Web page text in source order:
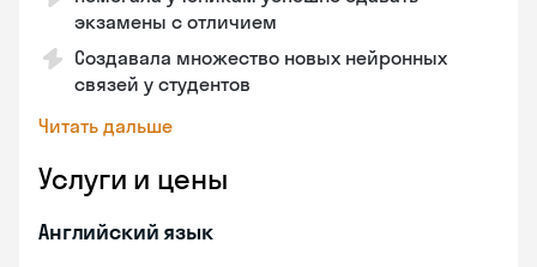
экзамены с отличием
Создавала множество новых нейронных
связей у студентов
Читать дальше
Услуги и цены
Английский язык